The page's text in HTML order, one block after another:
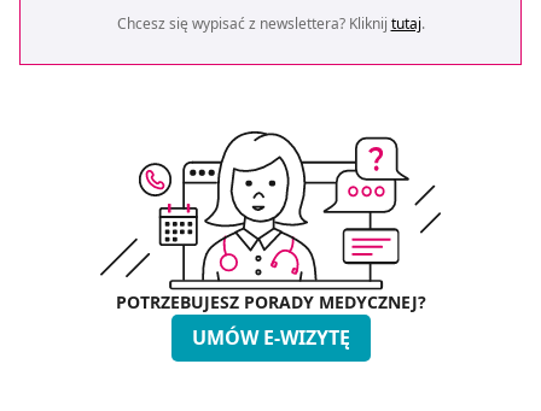
Chcesz się wypisać z newslettera? Kliknij tutaj.
POTRZEBUJESZ PORADY MEDYCZNEJ?
UMÓW E-WIZYTĘ